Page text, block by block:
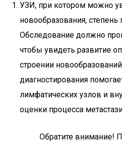
УЗИ, при котором можно
новообразования,
Обследование должно
чтобы увидеть развитие
строении
диагностирования
лимфатических узлов и
оценки процесса
Обратите внимание!